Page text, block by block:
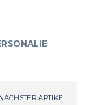
NÄCHSTER ARTIKEL